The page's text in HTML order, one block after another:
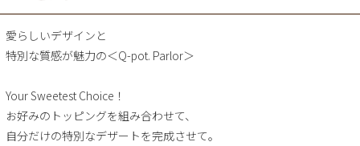
愛らしいデザインと
特別な質感が魅力の＜Q-pot. Parlor＞
Your Sweetest Choice！
お好みのトッピングを組み合わせて、
自分だけの特別なデザートを完成させて。